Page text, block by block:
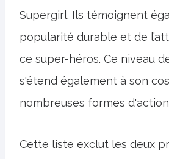
Supergirl. Ils témoignent
popularité durable et de
ce super-héros. Ce niveau
s'étend également à son
nombreuses formes
Cette liste exclut les deux